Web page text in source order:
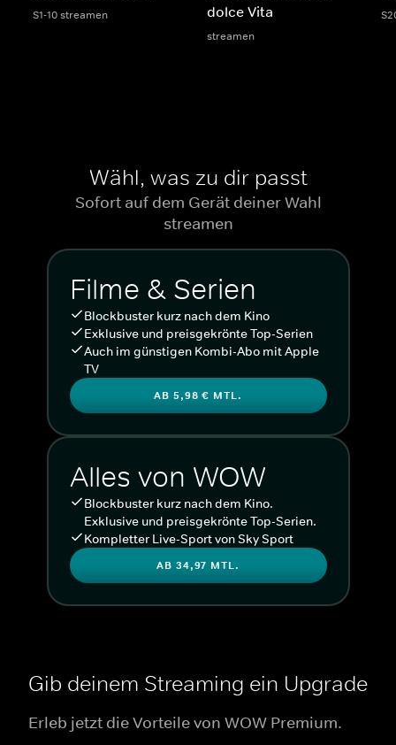
S1-10 streamen
dolce Vita
streamen
Wähl, was zu dir passt
Sofort auf dem Gerät deiner Wahl
streamen
Filme & Serien
Blockbuster kurz nach dem Kino
Exklusive und preisgekrönte Top-Serien
Auch im günstigen Kombi-Abo mit Apple
TV
AB 5,98 € MTL.
Alles von WOW
Blockbuster kurz nach dem Kino.
Exklusive und preisgekrönte Top-Serien.
Kompletter Live-Sport von Sky Sport
AB 34,97 MTL.
Gib deinem Streaming ein Upgrade
Erleb jetzt die Vorteile von WOW Premium.